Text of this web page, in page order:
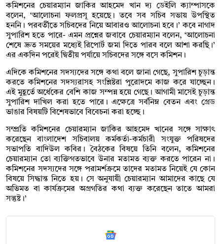
কমিশনের চেয়ারম্যান জাকির আহমেদ খান দ্য ডেইলি ক্যাম্পাসকে
বলেন, ‘আলোচনা ফলপ্রসূ হয়েছে। তবে সব সচিব সভায় উপস্থিত
হননি। পরবর্তীতে সচিবদের নিয়ে আবারও আলোচনা হবে।’ কবে নাগাদ
সুপারিশ হতে পারে- এমন প্রশ্নের জবাবে চেয়ারম্যান বলেন, ‘আলোচনা
শেষে দ্রুত সময়ের মধ্যেই রিপোর্ট জমা দিতে পারব বলে আশা করছি।’
এর একদিন পরেই দ্বিতীয় পর্যায়ে সচিবদের সঙ্গে বসে কমিশন।
এদিকে কমিশনের সদস্যদের সঙ্গে কথা বলে জানা গেছে, সুপারিশ চূড়ান্ত
করতে কমিশনের সদস্যরাসহ সংশ্লিষ্টরা পুরোদমে কাজ করে যাচ্ছেন।
এই মুহূর্তে অর্ধেকের বেশি কাজ সম্পন্ন হয়ে গেছে। আগামী মাসেই চূড়ান্ত
সুপারিশ দাখিল করা হতে পারে। এক্ষেত্রে সর্বনিম্ন বেতন এবং গ্রেড
ভাঙার বিষয়টি বিশেষভাবে বিবেচনা করা হচ্ছে।
সম্প্রতি কমিশনের চেয়ারম্যান জাকির আহমেদ খানের সঙ্গে সাক্ষাৎ
করেছেন বাংলাদেশ সচিবালয় কর্মকর্তা-কর্মচারী সংযুক্ত পরিষদের
সভাপতি বাদিউল কবির। বৈঠকের বিষয়ে তিনি বলেন, কমিশনের
চেয়ারম্যান তো ব্যক্তিগতভাবে উনার মতামত ব্যক্ত করতে পারেন না।
কমিশনের সদস্যদের সঙ্গে পরামর্শক্রমে তাদের মতামত নিয়েই যে কোন
বিষয়ে সিদ্ধান্ত নিতে হয়। সে অনুযায়ী চেয়ারম্যান আমাদের কাছে যে
অভিমত বা কার্যক্রমের অগ্রগতির কথা ব্যক্ত করেছেন তাতে আমরা
সন্তুষ্ট।’